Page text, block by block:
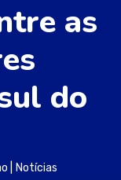
as
do
Notícias